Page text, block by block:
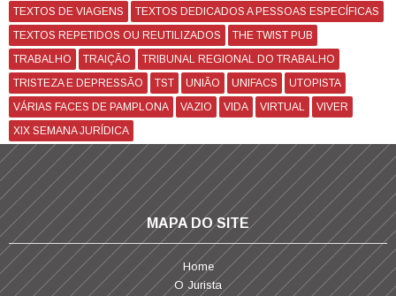
TEXTOS DE VIAGENS
TEXTOS DEDICADOS A PESSOAS ESPECÍFICAS
TEXTOS REPETIDOS OU REUTILIZADOS
THE TWIST PUB
TRABALHO
TRAIÇÃO
TRIBUNAL REGIONAL DO TRABALHO
TRISTEZA E DEPRESSÃO
TST UNIÃO UNIFACS
UTOPISTA
VÁRIAS FACES DE PAMPLONA
VAZIO VIDA VIRTUAL
VIVER
XIX SEMANA JURÍDICA
MAPA DO SITE
Home
O Jurista